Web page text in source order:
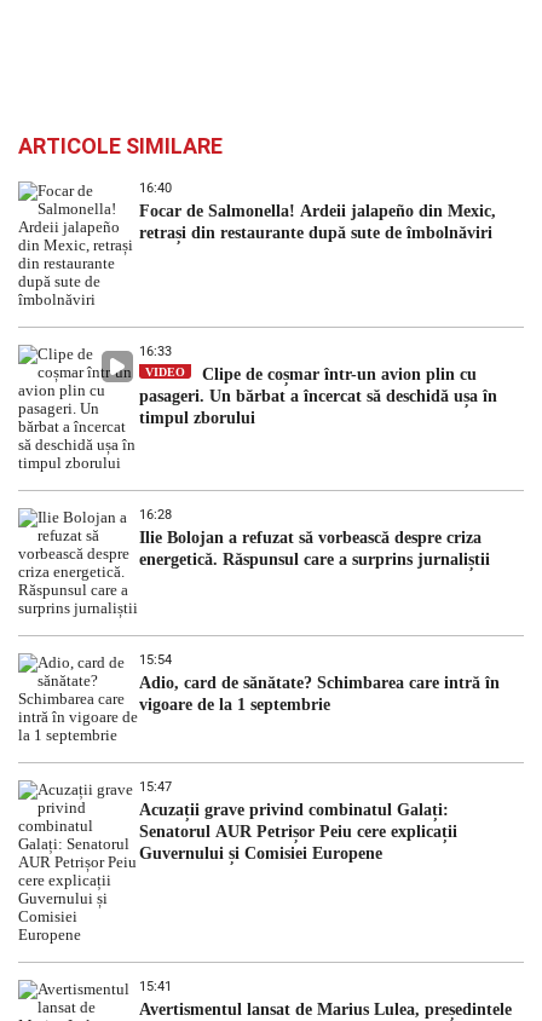
ARTICOLE SIMILARE
16:40
Focar de Salmonella! Ardeii jalapeño din Mexic,
retrași din restaurante după sute de îmbolnăviri
16:33
VIDEO
Clipe de coșmar într-un avion plin cu
pasageri. Un bărbat a încercat să deschidă ușa în
timpul zborului
16:28
Ilie Bolojan a refuzat să vorbească despre criza
energetică. Răspunsul care a surprins jurnaliștii
15:54
Adio, card de sănătate? Schimbarea care intră în
vigoare de la 1 septembrie
15:47
Acuzații grave privind combinatul Galați:
Senatorul AUR Petrișor Peiu cere explicații
Guvernului și Comisiei Europene
15:41
Avertismentul lansat de Marius Lulea, președintele